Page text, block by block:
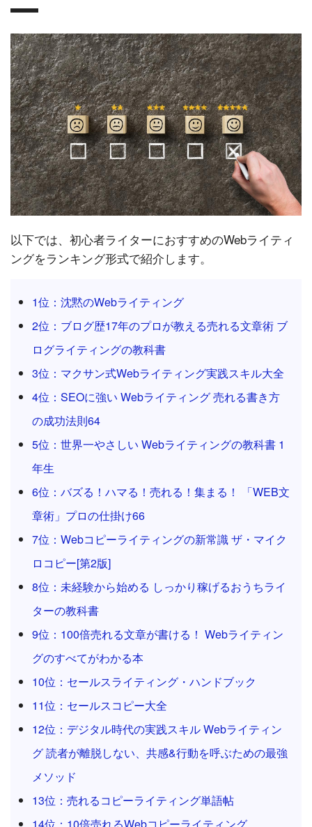
以下では、初心者ライターにおすすめのWebライティ
ングをランキング形式で紹介します。
1位：沈黙のWebライティング
2位：ブログ歴17年のプロが教える売れる文章術 ブ
ログライティングの教科書
3位：マクサン式Webライティング実践スキル大全
4位：SEOに強い Webライティング 売れる書き方
の成功法則64
5位：世界一やさしい Webライティングの教科書 1
年生
6位：バズる！ハマる！売れる！集まる！ 「WEB文
章術」プロの仕掛け66
7位：Webコピーライティングの新常識 ザ・マイク
ロコピー[第2版]
8位：未経験から始める しっかり稼げるおうちライ
ターの教科書
9位：100倍売れる文章が書ける！ Webライティン
グのすべてがわかる本
10位：セールスライティング・ハンドブック
11位：セールスコピー大全
12位：デジタル時代の実践スキル Webライティン
グ 読者が離脱しない、共感&行動を呼ぶための最強
メソッド
13位：売れるコピーライティング単語帖
14位：10倍売れるWebコピーライティング